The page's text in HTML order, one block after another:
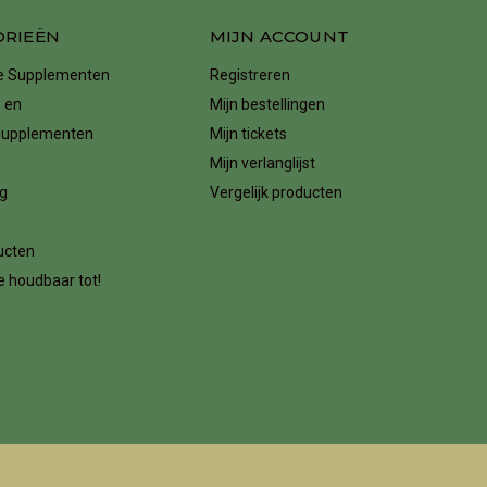
Supplementen
en
houdbaar tot!
MIJN ACCOUNT
Registreren
Mijn bestellingen
Mijn tickets
Mijn verlanglijst
Vergelijk producten